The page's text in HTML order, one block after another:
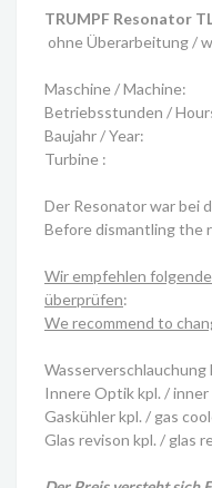
TRUMPF Resonator
ohne Überarbeitung /
Maschine /
Betriebsstunden /
Baujahr / Year:
Turbine :
Der Resonator war bei
Before dismantling the
Wir empfehlen
überprüfen:
We recommend to
Wasserverschlauchung
Innere Optik kpl. / inner
Gaskühler kpl. / gas
Glas revison kpl. / glas